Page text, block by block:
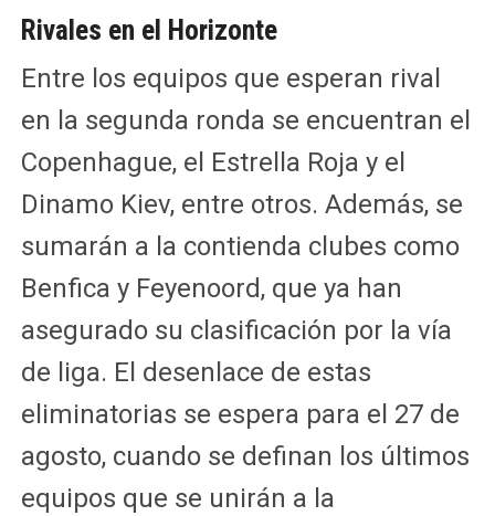
Rivales en el Horizonte
Entre los equipos que esperan rival
en la segunda ronda se encuentran el
Copenhague, el Estrella Roja y el
Dinamo Kiev, entre otros. Además, se
sumarán a la contienda clubes como
Benfica y Feyenoord, que ya han
asegurado su clasificación por la vía
de liga. El desenlace de estas
eliminatorias se espera para el 27 de
agosto, cuando se definan los últimos
equipos que se unirán a la